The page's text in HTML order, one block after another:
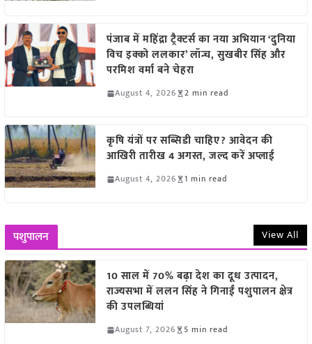
पंजाब में महिंद्रा ट्रैक्टर्स का नया अभियान ‘दुनिया
विच इक्को ललकार’ लॉन्च, सुखबीर सिंह और
परमिश वर्मा बने चेहरा
August 4, 2026 2 min read
कृषि यंत्रों पर सब्सिडी चाहिए? आवेदन की
आखिरी तारीख 4 अगस्त, जल्द करें अप्लाई
August 4, 2026 1 min read
पशुपालन View All
10 साल में 70% बढ़ा देश का दूध उत्पादन,
राज्यसभा में ललन सिंह ने गिनाईं पशुपालन क्षेत्र
की उपलब्धियां
August 7, 2026 5 min read